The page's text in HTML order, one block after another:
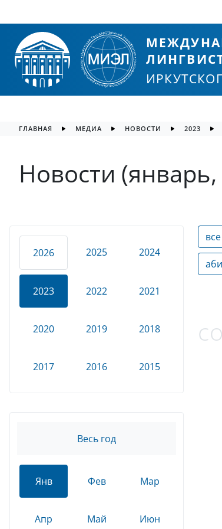
ГЛАВНАЯ МЕДИА НОВОСТИ 2023
Новости
2026 2025 2024
2023 2022 2021
2020 2019 2018
2017 2016 2015
Весь год
Янв Фев Мар
Апр Май Июн
все